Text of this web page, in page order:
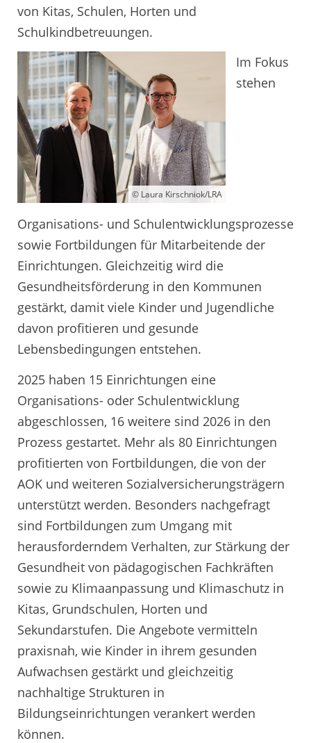
von Kitas, Schulen, Horten und
Schulkindbetreuungen.
© Laura Kirschniok/LRA
Im Fokus
stehen
Organisations- und Schulentwicklungsprozesse
sowie Fortbildungen für Mitarbeitende der
Einrichtungen. Gleichzeitig wird die
Gesundheitsförderung in den Kommunen
gestärkt, damit viele Kinder und Jugendliche
davon profitieren und gesunde
Lebensbedingungen entstehen.
2025 haben 15 Einrichtungen eine
Organisations- oder Schulentwicklung
abgeschlossen, 16 weitere sind 2026 in den
Prozess gestartet. Mehr als 80 Einrichtungen
profitierten von Fortbildungen, die von der
AOK und weiteren Sozialversicherungsträgern
unterstützt werden. Besonders nachgefragt
sind Fortbildungen zum Umgang mit
herausforderndem Verhalten, zur Stärkung der
Gesundheit von pädagogischen Fachkräften
sowie zu Klimaanpassung und Klimaschutz in
Kitas, Grundschulen, Horten und
Sekundarstufen. Die Angebote vermitteln
praxisnah, wie Kinder in ihrem gesunden
Aufwachsen gestärkt und gleichzeitig
nachhaltige Strukturen in
Bildungseinrichtungen verankert werden
können.